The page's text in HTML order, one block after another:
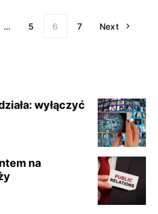
… 5 6 7 Next
wyłączyć
na